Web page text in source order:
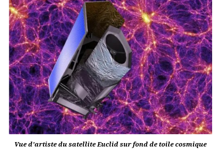
Vue d’artiste du satellite Euclid sur fond de toile cosmique